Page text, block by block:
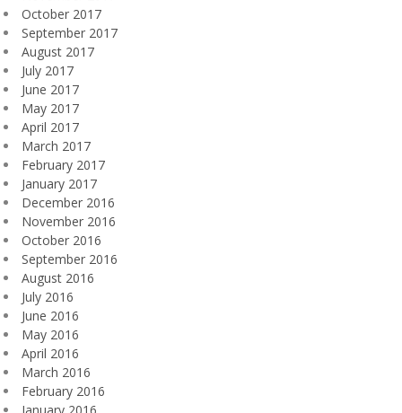
October 2017
September 2017
August 2017
July 2017
June 2017
May 2017
April 2017
March 2017
February 2017
January 2017
December 2016
November 2016
October 2016
September 2016
August 2016
July 2016
June 2016
May 2016
April 2016
March 2016
February 2016